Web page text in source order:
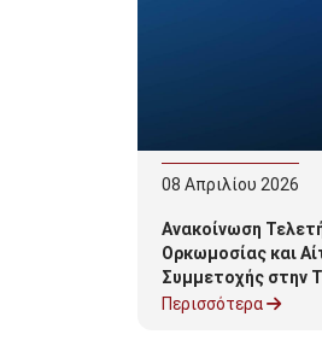
08 Απριλίου 2026
Ανακοίνωση
Ορκωμοσίας και
Συμμετοχής στην
Ορκωμοσίας 2026
Περισσότερα